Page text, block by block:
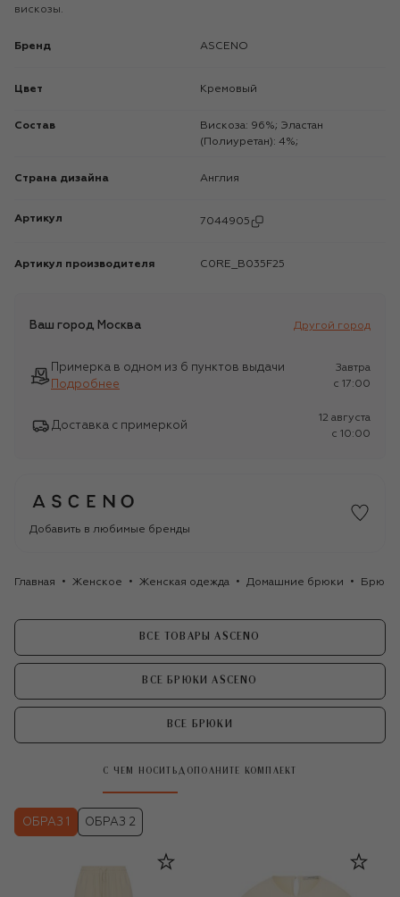
вискозы.
Бренд ASCENO
Цвет Кремовый
Состав
Вискоза: 96%; Эластан
(Полиуретан): 4%;
Страна дизайна Англия
Артикул 7044905
Артикул производителя C0RE_B035F25
Ваш город Москва Другой город
Примерка в одном из 6 пунктов выдачи
Подробнее
Завтра
c 17:00
Доставка с примеркой
12 августа
c 10:00
Добавить в любимые бренды
Главная Женское Женская одежда Домашние брюки Брюки
ВСЕ ТОВАРЫ ASCENO
ВСЕ БРЮКИ ASCENO
ВСЕ БРЮКИ
С ЧЕМ НОСИТЬ ДОПОЛНИТЕ КОМПЛЕКТ
ОБРАЗ 1 ОБРАЗ 2